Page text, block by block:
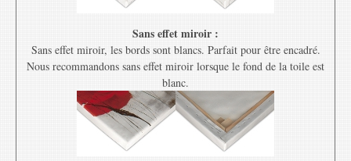
Sans effet miroir :
Sans effet miroir, les bords sont blancs. Parfait pour être encadré.
Nous recommandons sans effet miroir lorsque le fond de la toile est
blanc.